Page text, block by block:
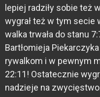
lepiej radziły sobie też
wygrał też w tym secie
walka trwała do stanu
Bartłomieja
rywalkom i w pewnym
22:11! Ostatecznie
nadzieje na